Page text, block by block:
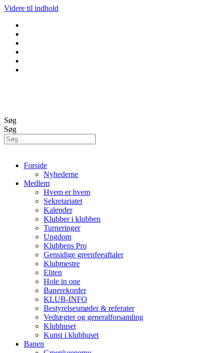
Videre til indhold
Søg
Søg
Forside
Nyhederne
Medlem
Hvem er hvem
Sekretariatet
Kalender
Klubber i klubben
Turneringer
Ungdom
Klubbens Pro
Gensidige greenfeeaftaler
Klubmestre
Eliten
Hole in one
Banerekorder
KLUB-INFO
Bestyrelsesmøder & referater
Vedtægter og generalforsamling
Klubhuset
Kunst i klubhuset
Banen